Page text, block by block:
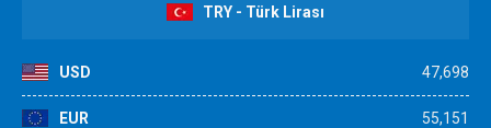
TRY - Türk Lirası
USD 47,698
EUR 55,151